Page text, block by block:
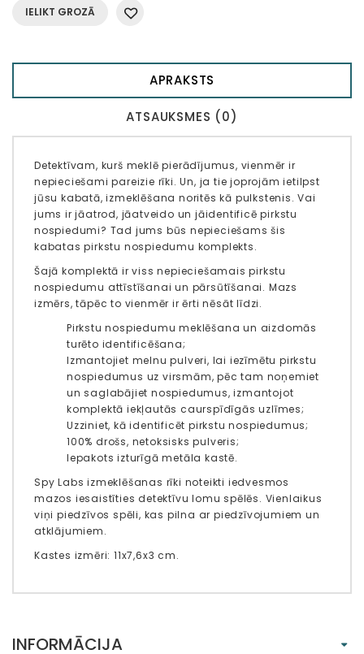
IELIKT GROZĀ
APRAKSTS
ATSAUKSMES (0)
Detektīvam, kurš meklē pierādījumus, vienmēr ir
nepieciešami pareizie rīki. Un, ja tie joprojām ietilpst
jūsu kabatā, izmeklēšana noritēs kā pulkstenis. Vai
jums ir jāatrod, jāatveido un jāidentificē pirkstu
nospiedumi? Tad jums būs nepieciešams šis
kabatas pirkstu nospiedumu komplekts.
Šajā komplektā ir viss nepieciešamais pirkstu
nospiedumu attīstīšanai un pārsūtīšanai. Mazs
izmērs, tāpēc to vienmēr ir ērti nēsāt līdzi.
Pirkstu nospiedumu meklēšana un aizdomās
turēto identificēšana;
Izmantojiet melnu pulveri, lai iezīmētu pirkstu
nospiedumus uz virsmām, pēc tam noņemiet
un saglabājiet nospiedumus, izmantojot
komplektā iekļautās caurspīdīgās uzlīmes;
Uzziniet, kā identificēt pirkstu nospiedumus;
100% drošs, netoksisks pulveris;
Iepakots izturīgā metāla kastē.
Spy Labs izmeklēšanas rīki noteikti iedvesmos
mazos iesaistīties detektīvu lomu spēlēs. Vienlaikus
viņi piedzīvos spēli, kas pilna ar piedzīvojumiem un
atklājumiem.
Kastes izmēri: 11x7,6x3 cm.
INFORMĀCIJA